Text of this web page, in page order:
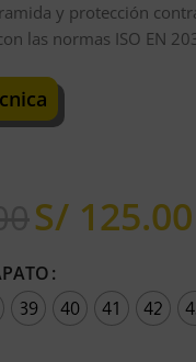
y protección
las normas ISO EN
S/ 125.00
39 40 41 42